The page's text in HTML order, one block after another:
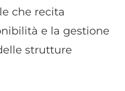
che recita
e la gestione
strutture